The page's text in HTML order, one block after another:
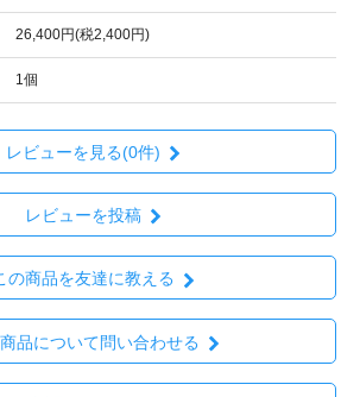
26,400円(税2,400円)
1個
レビューを見る(0件)
レビューを投稿
の商品を友達に教える
品について問い合わせる